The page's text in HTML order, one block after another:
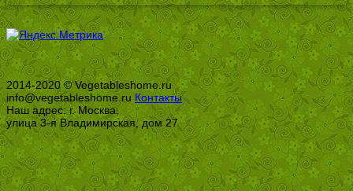
2014-2020 © Vegetableshome.ru
info@vegetableshome.ru Контакты
Наш адрес: г. Москва,
улица 3-я Владимирская, дом 27